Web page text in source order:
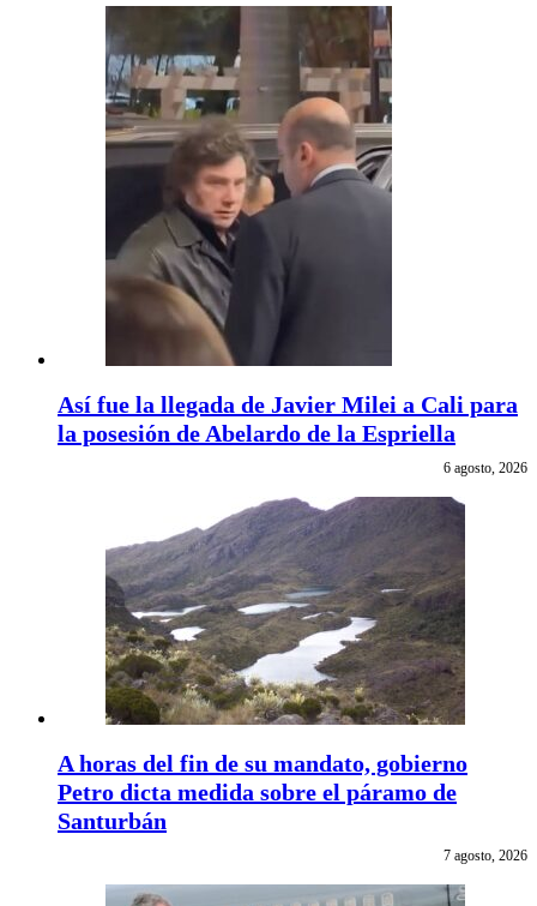
Así fue la llegada de Javier Milei a Cali para
la posesión de Abelardo de la Espriella
6 agosto, 2026
A horas del fin de su mandato, gobierno
Petro dicta medida sobre el páramo de
Santurbán
7 agosto, 2026